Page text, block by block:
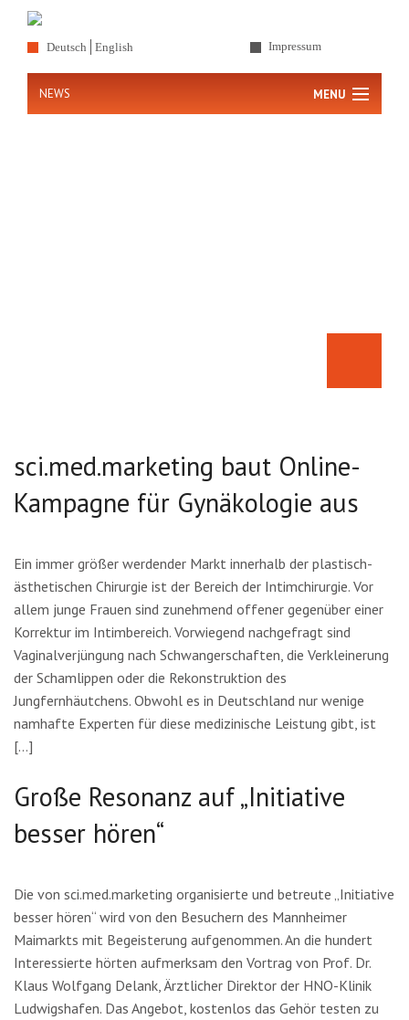
Deutsch English Impressum
NEWS MENU
sci.med.marketing baut Online-
Kampagne für Gynäkologie aus
Ein immer größer werdender Markt innerhalb der plastisch-
ästhetischen Chirurgie ist der Bereich der Intimchirurgie. Vor
allem junge Frauen sind zunehmend offener gegenüber einer
Korrektur im Intimbereich. Vorwiegend nachgefragt sind
Vaginalverjüngung nach Schwangerschaften, die Verkleinerung
der Schamlippen oder die Rekonstruktion des
Jungfernhäutchens. Obwohl es in Deutschland nur wenige
namhafte Experten für diese medizinische Leistung gibt, ist
[…]
Große Resonanz auf „Initiative
besser hören“
Die von sci.med.marketing organisierte und betreute „Initiative
besser hören“ wird von den Besuchern des Mannheimer
Maimarkts mit Begeisterung aufgenommen. An die hundert
Interessierte hörten aufmerksam den Vortrag von Prof. Dr.
Klaus Wolfgang Delank, Ärztlicher Direktor der HNO-Klinik
Ludwigshafen. Das Angebot, kostenlos das Gehör testen zu